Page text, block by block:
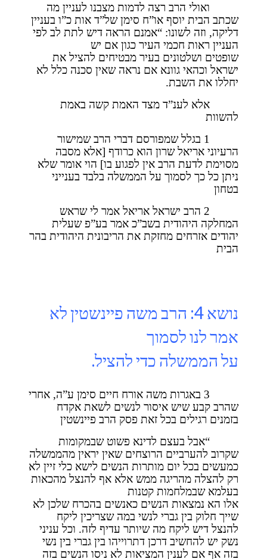
ואולי הרב רצה לדמות מצבנו לעניין מה
שכתב הבית יוסף או”ח סימן של”ד אות כ”ו בעניין
דליקה, וזה לשונו: “אמנם הראה דיש לתת לב לפי
העניין ראות חכמי העיר כגון אם יש
שופטים ושלטונים בעיר מבטיחים להציל את
ישראל וכהאי גוונא אם נראה שאין סכנה כלל לא
יחללו את השבת.
אלא לענ”ד מצד האמת קשה באמת
להשוות
1 בגלל שמפורסם דברי הרב שמישור
הרעיוני אריאל שרון הוא כרודף [אלא מסבה
מסוימת לדעת הרב אין לפגוע בו] הוי אומר שלא
ניתן כל כך לסמוך על הממשלה בלבד בענייני
בטחון
2 הרב ישראל אריאל אמר לי שראש
המחלקה היהודית בשב”כ אמר בע”פ שעלית
יהודים אזרחים מחזקת את הריבונית היהודית בהר
הבית
נושא 4: הרב משה פיינשטין לא
אמר לנו לסמוך
על הממשלה כדי להציל.
3 באגרות משה אורח חיים סימן ע”ה, אחרי
שהרב קבע שיש איסור לנשים לשאת אקדח
בזמנים רגילים בכל זאת פסק הרב פיינשטין
“אבל בעצם לדינא פשוט שבמקומות
שקרוב להערביים הרוצחים שאין יראין מהממשלה
כמעשים בכל יום מותרות הנשים לישא כלי זיין לא
רק להצלה מהריגה ממש אלא אף להנצל מהכאות
בעלמא שבמלחמות קטנות
אלו הא נמצאות הנשים כאנשים בהכרח שלכן לא
שייך חלוק בין גברי לנשי במה שצריכין ליקח
להנצל דיש ליקח מה שיותר עדיף לזה. וכל עניני
נשק יש להחשיב דרכן דתרוייהו בין גברי בין נשי
בזה אף אם לענין המציאות לא ניסו הנשים בזה